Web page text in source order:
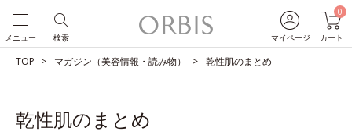
マイページ
0
カート
検索
メニュー
TOP マガジン（美容情報・読み物） 乾性肌のまとめ
乾性肌のまとめ